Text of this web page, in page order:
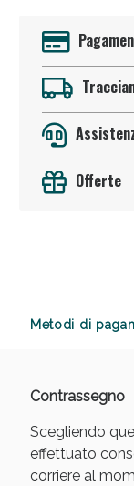
Offerte
Metodi di
Contrassegno
Scegliendo
effettuato
corriere al